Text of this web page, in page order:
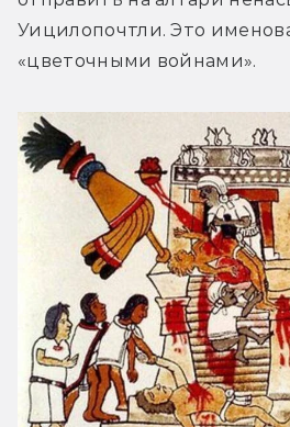
Уицилопочтли. Это
«цветочными войнами».